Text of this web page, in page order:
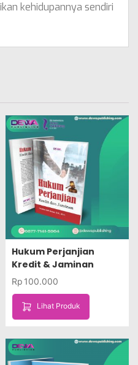
kehidupannya sendiri
Hukum Perjanjian
Kredit & Jaminan
Rp 100.000
Lihat Produk